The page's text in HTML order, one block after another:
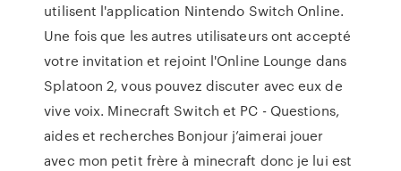
utilisent l'application Nintendo Switch Online.
Une fois que les autres utilisateurs ont accepté
votre invitation et rejoint l'Online Lounge dans
Splatoon 2, vous pouvez discuter avec eux de
vive voix. Minecraft Switch et PC - Questions,
aides et recherches Bonjour j’aimerai jouer
avec mon petit frère à minecraft donc je lui est